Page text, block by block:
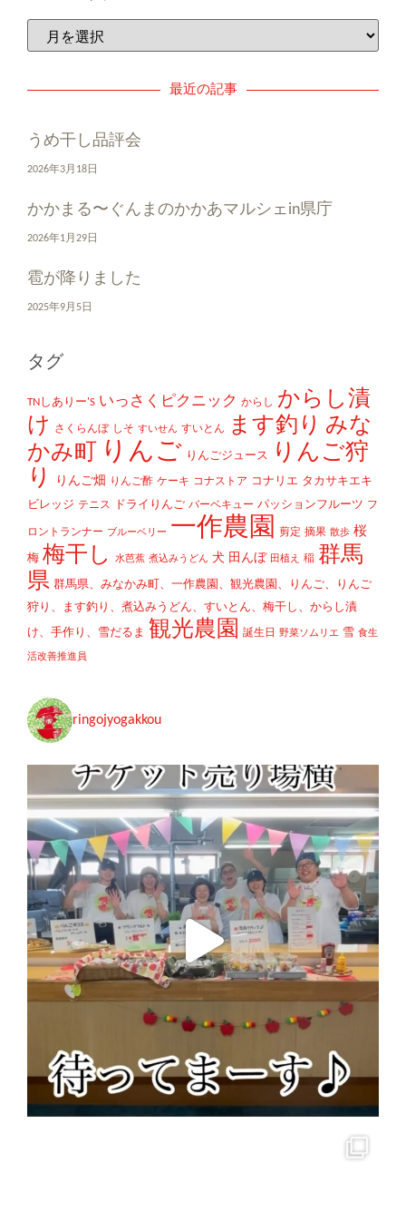
最近の記事
うめ干し品評会
2026年3月18日
かかまる〜ぐんまのかかあマルシェin県庁
2026年1月29日
雹が降りました
2025年9月5日
タグ
TNしありー'S いっさくピクニック からし からし漬
け
さくらんぼ しそ すいせん すいとん ます釣り みな
かみ町
りんご りんごジュース
りんご狩
り
りんご畑 りんご酢 ケーキ コナストア コナリエ タカサキエキ
ビレッジ テニス ドライりんご バーベキュー パッションフルーツ フ
ロントランナー ブルーベリー 一作農園 剪定 摘果 散歩 桜
梅 梅干し 水芭蕉 煮込みうどん 犬 田んぼ 田植え 稲 群馬
県 群馬県、みなかみ町、一作農園、観光農園、りんご、りんご
狩り、ます釣り、煮込みうどん、すいとん、梅干し、からし漬
け、手作り、雪だるま 観光農園 誕生日 野菜ソムリエ 雪 食生
活改善推進員
ringojyogakkou